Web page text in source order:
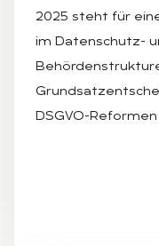
2025 steht für
im Datenschutz-
DSGVO-